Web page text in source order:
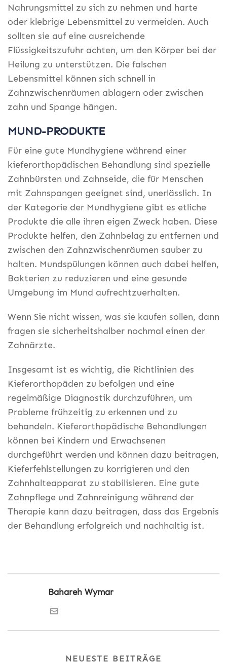
Nahrungsmittel zu sich zu nehmen und harte
oder klebrige Lebensmittel zu vermeiden. Auch
sollten sie auf eine ausreichende
Flüssigkeitszufuhr achten, um den Körper bei der
Heilung zu unterstützen. Die falschen
Lebensmittel können sich schnell in
Zahnzwischenräumen ablagern oder zwischen
zahn und Spange hängen.
MUND-PRODUKTE
Für eine gute Mundhygiene während einer
kieferorthopädischen Behandlung sind spezielle
Zahnbürsten und Zahnseide, die für Menschen
mit Zahnspangen geeignet sind, unerlässlich. In
der Kategorie der Mundhygiene gibt es etliche
Produkte die alle ihren eigen Zweck haben. Diese
Produkte helfen, den Zahnbelag zu entfernen und
zwischen den Zahnzwischenräumen sauber zu
halten. Mundspülungen können auch dabei helfen,
Bakterien zu reduzieren und eine gesunde
Umgebung im Mund aufrechtzuerhalten.
Wenn Sie nicht wissen, was sie kaufen sollen, dann
fragen sie sicherheitshalber nochmal einen der
Zahnärzte.
Insgesamt ist es wichtig, die Richtlinien des
Kieferorthopäden zu befolgen und eine
regelmäßige Diagnostik durchzuführen, um
Probleme frühzeitig zu erkennen und zu
behandeln. Kieferorthopädische Behandlungen
können bei Kindern und Erwachsenen
durchgeführt werden und können dazu beitragen,
Kieferfehlstellungen zu korrigieren und den
Zahnhalteapparat zu stabilisieren. Eine gute
Zahnpflege und Zahnreinigung während der
Therapie kann dazu beitragen, dass das Ergebnis
der Behandlung erfolgreich und nachhaltig ist.
Bahareh Wymar
NEUESTE BEITRÄGE